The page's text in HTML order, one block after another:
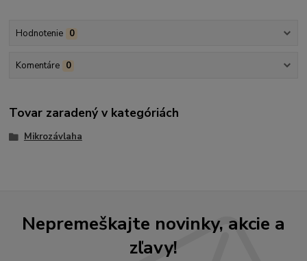
Hodnotenie 0
Komentáre 0
Tovar zaradený v kategóriách
Mikrozávlaha
Nepremeškajte novinky, akcie a
zľavy!